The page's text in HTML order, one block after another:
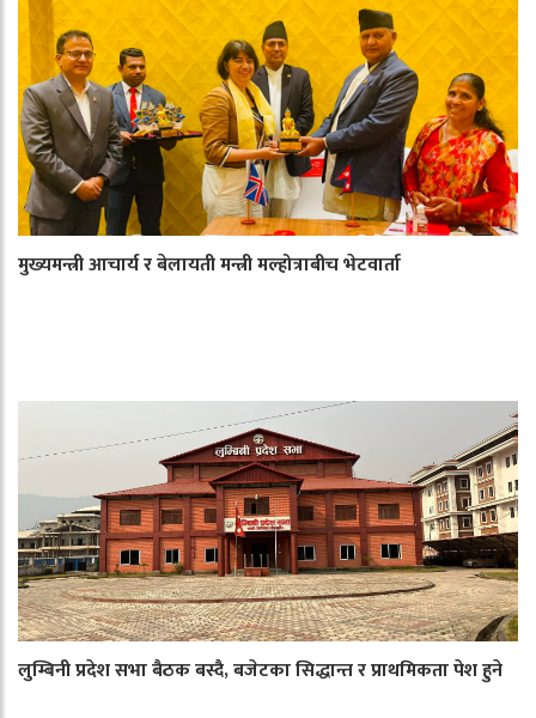
मुख्यमन्त्री आचार्य र बेलायती मन्त्री मल्होत्राबीच भेटवार्ता
लुम्बिनी प्रदेश सभा बैठक बस्दै, बजेटका सिद्धान्त र प्राथमिकता पेश हुने